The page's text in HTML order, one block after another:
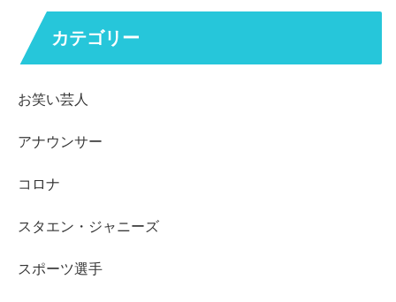
カテゴリー
お笑い芸人
アナウンサー
コロナ
スタエン・ジャニーズ
スポーツ選手